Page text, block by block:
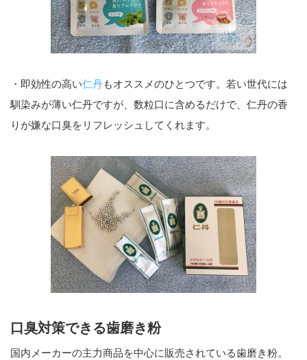
・即効性の高い仁丹もオススメのひとつです。若い世代には
馴染みが薄い仁丹ですが、数粒口に含めるだけで、仁丹の香
りが嫌な口臭をリフレッシュしてくれます。
口臭対策できる歯磨き粉
国内メーカーの主力商品を中心に販売されている歯磨き粉。